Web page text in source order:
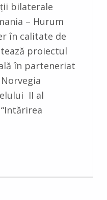
bilaterale
– Hurum
în calitate de
proiectul
în parteneriat
II al
relaţii bilaterale durabile Prejmer Romania – Hurum Norvegia”